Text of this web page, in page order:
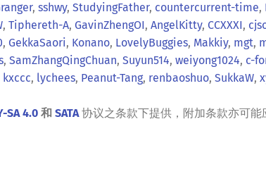
, sshwy, StudyingFather, countercurrent-time,
, Tiphereth-A, GavinZhengOI, AngelKitty, CCXXXI,
, GekkaSaori, Konano, LovelyBuggies, Makkiy, mgt,
, SamZhangQingChuan, Suyun514, weiyong1024, c-
kxccc, lychees, Peanut-Tang, renbaoshuo, SukkaW,
SA 4.0 和 SATA协议之条款下提供，附加条款亦可能